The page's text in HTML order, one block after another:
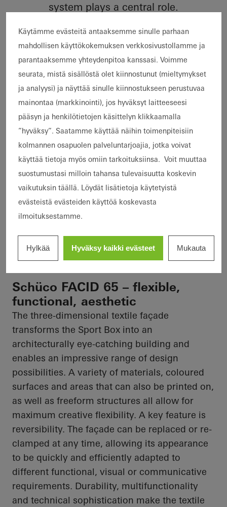
system plays a central role.
Viitteen tiedot
RakennustyyppiUrheilu ja kulttuuri
Tuotealueet
FACID
Schüco-
järjestelmät
FACID 65
Ominaisuudet
Uudisrakentaminen
Sijainti
Sofia, Bulgaria
Valmistuminen 2017
Arkkitehdit
Schüco FACID 65 – flexible,
functional, aesthetic
The three-dimensional textile façade
transforms the Sport Box into an
architecturally eye-catching building and
enables an impressive range of design
possibilities. A variety of materials, coloured
surfaces and areas that can also be printed on,
as well as freeform structures all allow for
maximum creative flexibility. A key feature is
reversibility. The façade can be replaced or re-
clamped at any time, allowing its appearance
to be quickly and efficiently adapted to
different functional, visual or communicative
requirements. Durability, multifunctionality
and technical sophistication make the textile
Käytämme evästeitä antaaksemme sinulle parhaan
mahdollisen käyttökokemuksen verkkosivustollamme ja
parantaaksemme yhteydenpitoa kanssasi. Voimme
seurata, mistä sisällöstä olet kiinnostunut (mieltymykset
ja analyysi) ja näyttää sinulle kiinnostukseen perustuvaa
mainontaa (markkinointi), jos hyväksyt laitteeseesi
pääsyn ja henkilötietojen käsittelyn klikkaamalla
”hyväksy”. Saatamme käyttää näihin toimenpiteisiin
kolmannen osapuolen palveluntarjoajia, jotka voivat
käyttää tietoja myös omiin tarkoituksiinsa. Voit muuttaa
suostumustasi milloin tahansa tulevaisuutta koskevin
vaikutuksin täällä. Löydät lisätietoja käytetyistä
evästeistä evästeiden käyttöä koskevasta
ilmoituksestamme.
Hylkää Hyväksy kaikki evästeet Mukauta